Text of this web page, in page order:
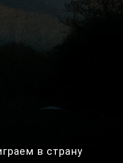
в страну